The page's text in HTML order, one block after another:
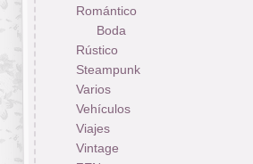
Romántico
Boda
Rústico
Steampunk
Varios
Vehículos
Viajes
Vintage